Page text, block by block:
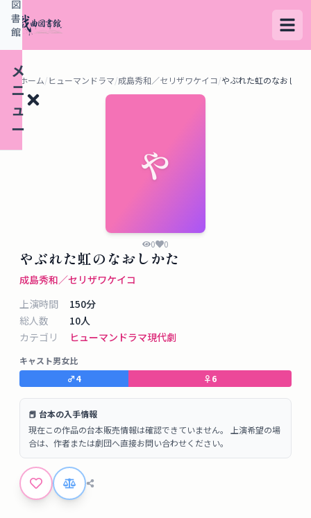
メ
ニ
ュ
ー
デ
タ
ベ
ス
掲
示
板
ツ
ー
図
書
館
ホーム/ヒューマンドラマ/成島秀和／セリザワケイコ/やぶれた虹のなおしか
や
0 0
やぶれた虹のなおしかた
成島秀和／セリザワケイコ
上演時間
150分
総人数
10人
カテゴリ
ヒューマンドラマ現代劇
キャスト男女比
♂4 ♀6
📕 台本の入手情報
現在この作品の台本販売情報は確認できていません。 上演希望の場
合は、作者または劇団へ直接お問い合わせください。